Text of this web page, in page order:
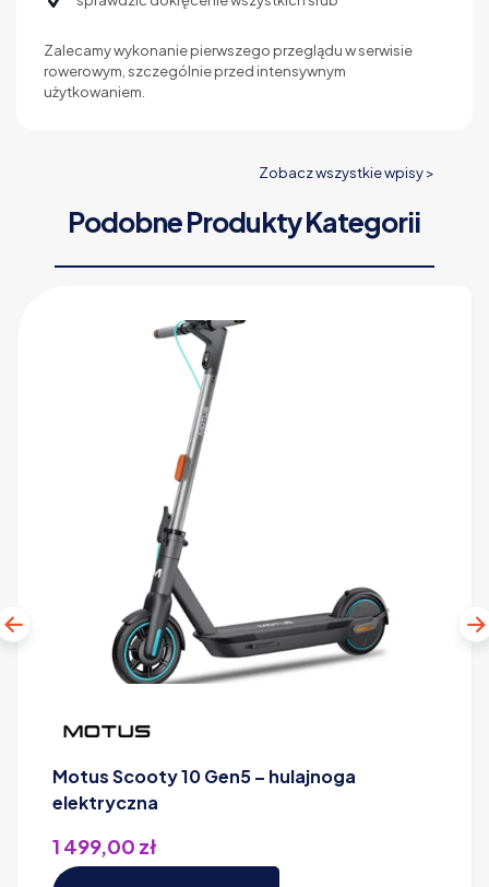
Zalecamy wykonanie pierwszego przeglądu w serwisie
rowerowym, szczególnie przed intensywnym
użytkowaniem.
Zobacz wszystkie wpisy >
Podobne Produkty Kategorii
Motus Scooty 10 Gen5 – hulajnoga
elektryczna
1 499,00 zł